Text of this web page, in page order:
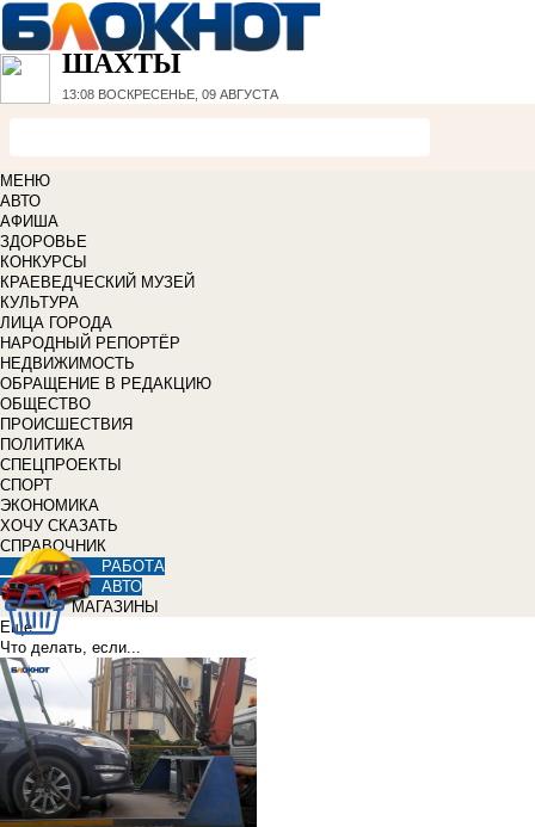
ШАХТЫ
13:08 ВОСКРЕСЕНЬЕ, 09 АВГУСТА
МЕНЮ
АВТО
АФИША
ЗДОРОВЬЕ
КОНКУРСЫ
КРАЕВЕДЧЕСКИЙ МУЗЕЙ
КУЛЬТУРА
ЛИЦА ГОРОДА
НАРОДНЫЙ РЕПОРТЁР
НЕДВИЖИМОСТЬ
ОБРАЩЕНИЕ В РЕДАКЦИЮ
ОБЩЕСТВО
ПРОИСШЕСТВИЯ
ПОЛИТИКА
СПЕЦПРОЕКТЫ
СПОРТ
ЭКОНОМИКА
ХОЧУ СКАЗАТЬ
СПРАВОЧНИК
РАБОТА
АВТО
МАГАЗИНЫ
Еще
Что делать, если...